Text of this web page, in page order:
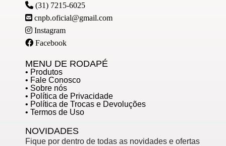
(31) 7215-6025
cnpb.oficial@gmail.com
Instagram
Facebook
MENU DE RODAPÉ
• Produtos
• Fale Conosco
• Sobre nós
• Política de Privacidade
• Política de Trocas e Devoluções
• Termos de Uso
NOVIDADES
Fique por dentro de todas as novidades e ofertas